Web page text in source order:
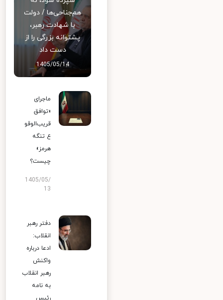
هم‌جناحی‌ها / دولت
با شهادت رهبر،
پشتوانه بزرگی را از
دست داد
1405/05/14
ماجرای
«توافق
قریب‌الوقو
ع تنگه
هرمز»
چیست؟
1405/05/
13
دفتر رهبر
انقلاب:
ادعا درباره
واکنش
رهبر انقلاب
به نامه
رئیس